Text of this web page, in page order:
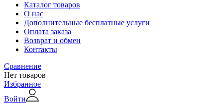
Каталог товаров
О нас
Дополнительные бесплатные услуги
Оплата заказа
Возврат и обмен
Контакты
Сравнение
Нет товаров
Избранное
Войти